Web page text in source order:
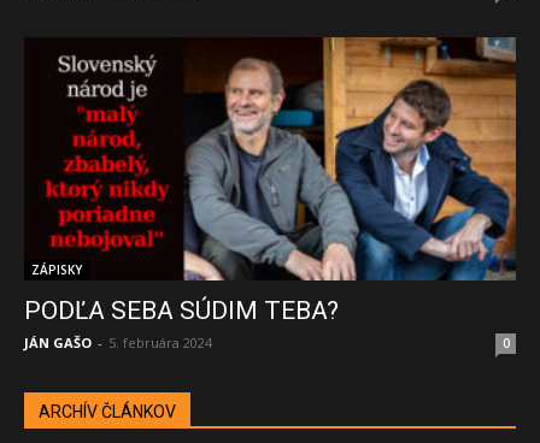
ZÁPISKY
PODĽA SEBA SÚDIM TEBA?
JÁN GAŠO - 5. februára 2024 0
ARCHÍV ČLÁNKOV